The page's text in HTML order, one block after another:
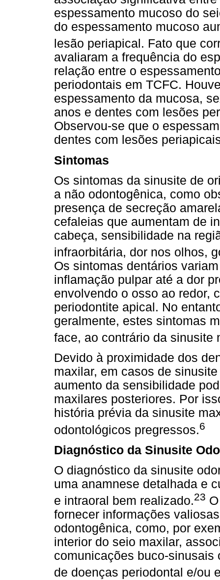
espessamento mucoso do
do espessamento mucoso
lesão periapical. Fato que
avaliaram a frequência do
relação entre o
periodontais em TCFC.
espessamento da mucosa,
anos e dentes com lesões
Observou-se que o
dentes com lesões
Sintomas
Os sintomas da sinusite de
a não odontogênica, como
presença de secreção
cefaleias que aumentam de
cabeça, sensibilidade na
infraorbitária, dor nos olhos,
Os sintomas dentários
inflamação pulpar até a dor
envolvendo o osso ao redor,
periodontite apical. No
geralmente, estes sintomas
face, ao contrário da sinusite
Devido à proximidade dos
maxilar, em casos de
aumento da sensibilidade
maxilares posteriores. Por
história prévia da sinusite
odontológicos pregressos.6
Diagnóstico da Sinusite
O diagnóstico da sinusite
uma anamnese detalhada e
e intraoral bem realizado.23
fornecer informações
odontogênica, como, por
interior do seio maxilar,
comunicações buco-
de doenças periodontal e/ou